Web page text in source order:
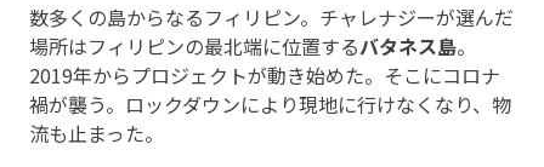
数多くの島からなるフィリピン。チャレナジーが選んだ
場所はフィリピンの最北端に位置するバタネス島。
2019年からプロジェクトが動き始めた。そこにコロナ
禍が襲う。ロックダウンにより現地に行けなくなり、物
流も止まった。